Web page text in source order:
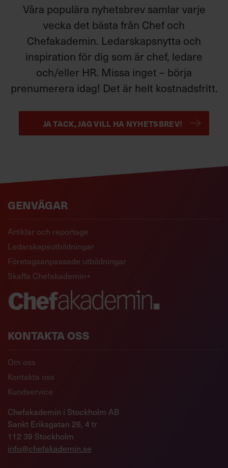
Från jakt på effektivitet – till ett
effektfullt ledarskap
Har du fastnat i effektivitetsparadoxen: minskad effekt
Nå dina mål: Åtta saker lyckade
Heidi Grant Halvorson är bloggare på Harvard Business
Reviews sajt. Hon ger åtta tips som bygger på hur
framgångsrika människor gör för att nå sina mål.
Motivation
Våra populära nyhetsbrev samlar varje
vecka det bästa från Chef och
Chefakademin. Ledarskapsnytta och
inspiration för dig som är chef, ledare
och/eller HR. Missa inget – börja
prenumerera idag! Det är helt kostnadsfritt.
JA TACK, JAG VILL HA NYHETSBREV!
GENVÄGAR
Artiklar och reportage
Ledarskapsutbildningar
Företagsanpassade utbildningar
Skaffa Chefakademin+
KONTAKTA OSS
Om oss
Kontakta oss
Kundservice
Chefakademin i Stockholm AB
Sankt Eriksgatan 26, 4 tr
112 39 Stockholm
info@chefakademin.se